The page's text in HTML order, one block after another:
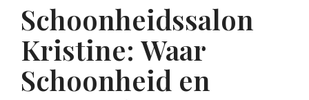
Schoonheidssalon
Kristine: Waar
Schoonheid en